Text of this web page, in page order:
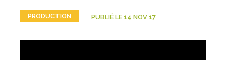
PRODUCTION PUBLIÉ LE 14 NOV 17